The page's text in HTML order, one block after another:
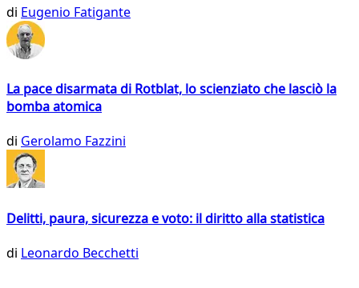
di Eugenio Fatigante
La pace disarmata di Rotblat, lo scienziato che lasciò la
bomba atomica
di Gerolamo Fazzini
Delitti, paura, sicurezza e voto: il diritto alla statistica
di Leonardo Becchetti